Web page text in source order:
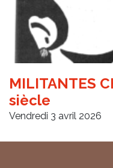
MILITANTES
siècle
Vendredi 3 avril 2026